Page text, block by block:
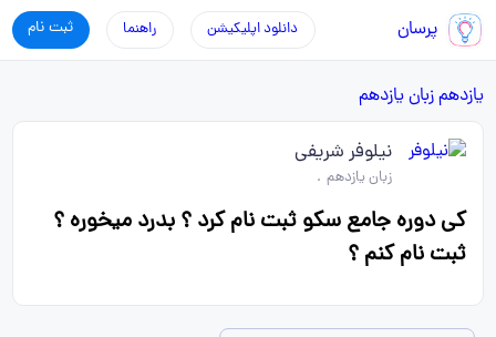
پرسان ثبت نام راهنما دانلود اپلیکیشن
یازدهمزبان یازدهم
نیلوفر شریفی
زبان یازدهم .
کی دوره جامع سکو ثبت نام کرد ؟ بدرد میخوره ؟
ثبت نام کنم ؟